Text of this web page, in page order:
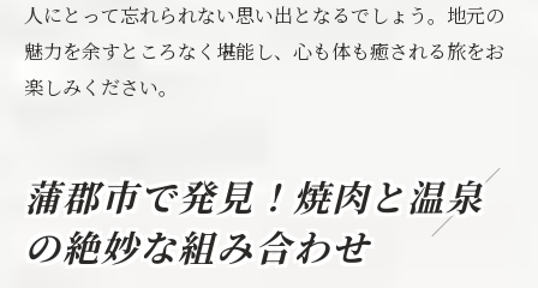
人にとって忘れられない思い出となるでしょう。地元の
魅力を余すところなく堪能し、心も体も癒される旅をお
楽しみください。
蒲郡市で発見！焼肉と温泉
の絶妙な組み合わせ